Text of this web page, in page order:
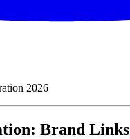
2026
Brand Links